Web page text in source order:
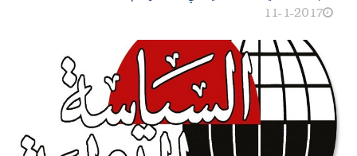
11-1-2017